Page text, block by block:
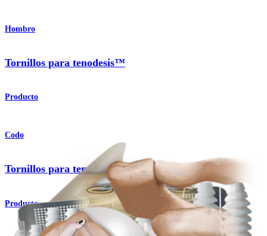
Hombro
Tornillos para tenodesis™
Producto
Codo
Tornillos para tenodesis™
Producto